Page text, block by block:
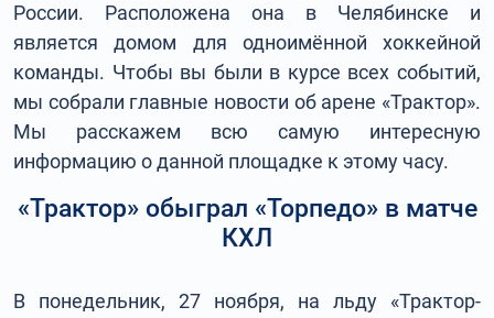
России. Расположена она в Челябинске и
является домом для одноимённой хоккейной
команды. Чтобы вы были в курсе всех событий,
мы собрали главные новости об арене «Трактор».
Мы расскажем всю самую интересную
информацию о данной площадке к этому часу.
«Трактор» обыграл «Торпедо» в матче
КХЛ
В понедельник, 27 ноября, на льду «Трактор-